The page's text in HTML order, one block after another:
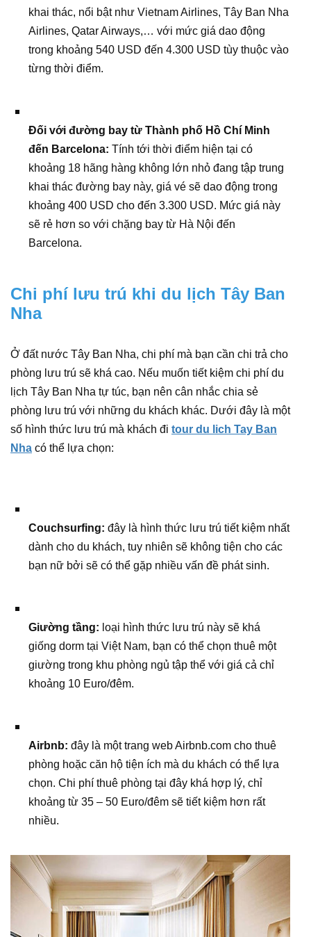
khai thác, nổi bật như Vietnam Airlines, Tây Ban Nha
Airlines, Qatar Airways,… với mức giá dao động
trong khoảng 540 USD đến 4.300 USD tùy thuộc vào
từng thời điểm.
Đối với đường bay từ Thành phố Hồ Chí Minh
đến Barcelona: Tính tới thời điểm hiện tại có
khoảng 18 hãng hàng không lớn nhỏ đang tập trung
khai thác đường bay này, giá vé sẽ dao động trong
khoảng 400 USD cho đến 3.300 USD. Mức giá này
sẽ rẻ hơn so với chặng bay từ Hà Nội đến
Barcelona.
Chi phí lưu trú khi du lịch Tây Ban
Nha
Ở đất nước Tây Ban Nha, chi phí mà bạn cần chi trả cho
phòng lưu trú sẽ khá cao. Nếu muốn tiết kiệm chi phí du
lịch Tây Ban Nha tự túc, bạn nên cân nhắc chia sẻ
phòng lưu trú với những du khách khác. Dưới đây là một
số hình thức lưu trú mà khách đi tour du lich Tay Ban
Nha có thể lựa chọn:
Couchsurfing: đây là hình thức lưu trú tiết kiệm nhất
dành cho du khách, tuy nhiên sẽ không tiện cho các
bạn nữ bởi sẽ có thể gặp nhiều vấn đề phát sinh.
Giường tầng: loại hình thức lưu trú này sẽ khá
giống dorm tại Việt Nam, bạn có thể chọn thuê một
giường trong khu phòng ngủ tập thể với giá cả chỉ
khoảng 10 Euro/đêm.
Airbnb: đây là một trang web Airbnb.com cho thuê
phòng hoặc căn hộ tiện ích mà du khách có thể lựa
chọn. Chi phí thuê phòng tại đây khá hợp lý, chỉ
khoảng từ 35 – 50 Euro/đêm sẽ tiết kiệm hơn rất
nhiều.